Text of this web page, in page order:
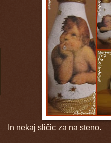
In nekaj sličic za na steno.